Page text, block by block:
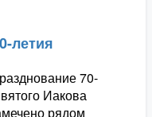
летия
70-
Иакова
рядом